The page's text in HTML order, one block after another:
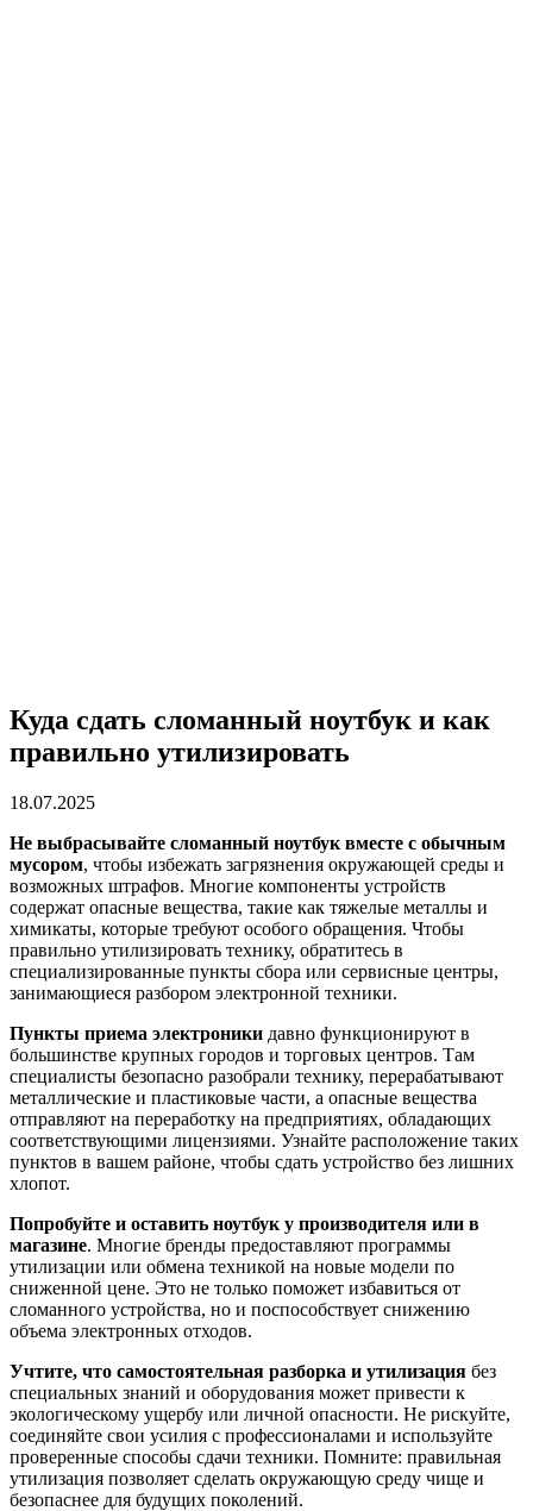
Куда сдать сломанный ноутбук и как
правильно утилизировать
18.07.2025
Не выбрасывайте сломанный ноутбук вместе с обычным
мусором, чтобы избежать загрязнения окружающей среды и
возможных штрафов. Многие компоненты устройств
содержат опасные вещества, такие как тяжелые металлы и
химикаты, которые требуют особого обращения. Чтобы
правильно утилизировать технику, обратитесь в
специализированные пункты сбора или сервисные центры,
занимающиеся разбором электронной техники.
Пункты приема электроники давно функционируют в
большинстве крупных городов и торговых центров. Там
специалисты безопасно разобрали технику, перерабатывают
металлические и пластиковые части, а опасные вещества
отправляют на переработку на предприятиях, обладающих
соответствующими лицензиями. Узнайте расположение таких
пунктов в вашем районе, чтобы сдать устройство без лишних
хлопот.
Попробуйте и оставить ноутбук у производителя или в
магазине. Многие бренды предоставляют программы
утилизации или обмена техникой на новые модели по
сниженной цене. Это не только поможет избавиться от
сломанного устройства, но и поспособствует снижению
объема электронных отходов.
Учтите, что самостоятельная разборка и утилизация без
специальных знаний и оборудования может привести к
экологическому ущербу или личной опасности. Не рискуйте,
соединяйте свои усилия с профессионалами и используйте
проверенные способы сдачи техники. Помните: правильная
утилизация позволяет сделать окружающую среду чище и
безопаснее для будущих поколений.